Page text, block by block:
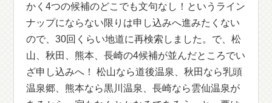
かく4つの候補のどこでも文句なし！というライン
ナップにならない限りは申し込みへ進みたくない
ので、30回くらい地道に再検索しました。で、松
山、秋田、熊本、長崎の4候補が並んだところでい
ざ申し込みへ！ 松山なら道後温泉、秋田なら乳頭
温泉郷、熊本なら黒川温泉、長崎なら雲仙温泉が